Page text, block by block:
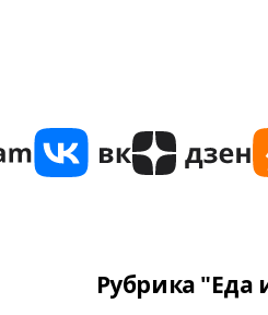
Рубрика "Еда